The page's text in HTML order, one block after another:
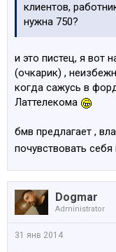
клиентов,
нужна 750?
и это пистец, я вот
(очкарик) ,
когда сажусь в
Латтелекома
бмв предлагает ,
почувствовать
Dogmar
Administrator
31 янв 2014